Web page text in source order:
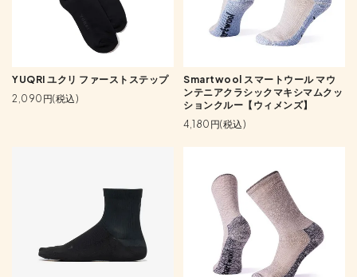
YUQRI ユクリ ファーストステップ
2,090円(税込)
Smartwool スマートウール マウ
ンテニアクラシックマキシマムクッ
ションクルー【ウィメンズ】
4,180円(税込)